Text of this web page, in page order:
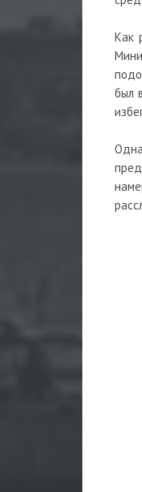
Как
был